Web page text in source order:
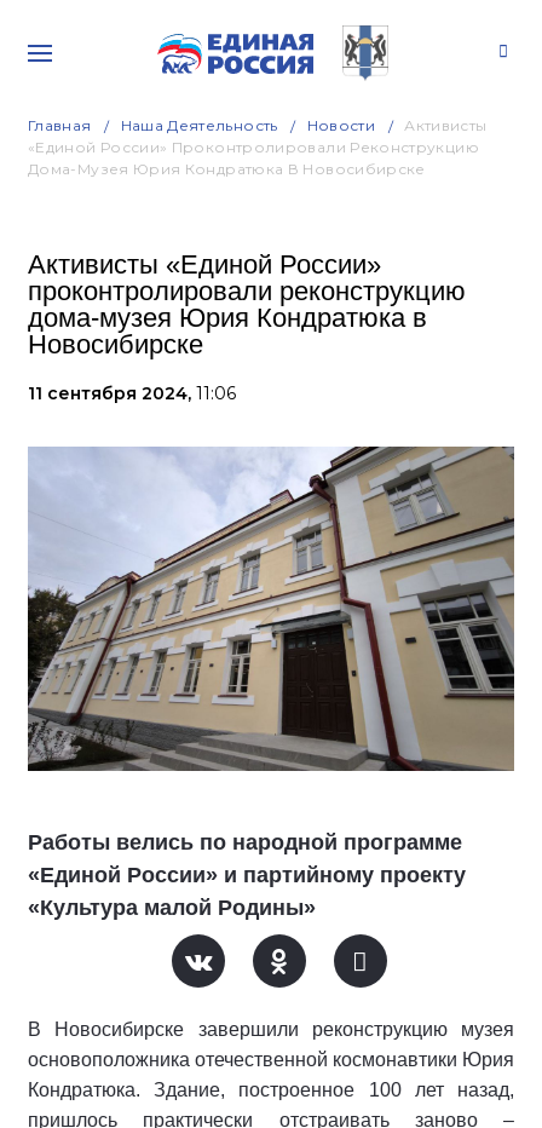
Главная Наша Деятельность Новости
Активисты
«Единой России» Проконтролировали Реконструкцию
Дома-Музея Юрия Кондратюка В Новосибирске
Активисты «Единой России»
проконтролировали реконструкцию
дома-музея Юрия Кондратюка в
Новосибирске
11 сентября 2024, 11:06
Работы велись по народной программе
«Единой России» и партийному проекту
«Культура малой Родины»
В Новосибирске завершили реконструкцию музея
основоположника отечественной космонавтики Юрия
Кондратюка. Здание, построенное 100 лет назад,
пришлось практически отстраивать заново –